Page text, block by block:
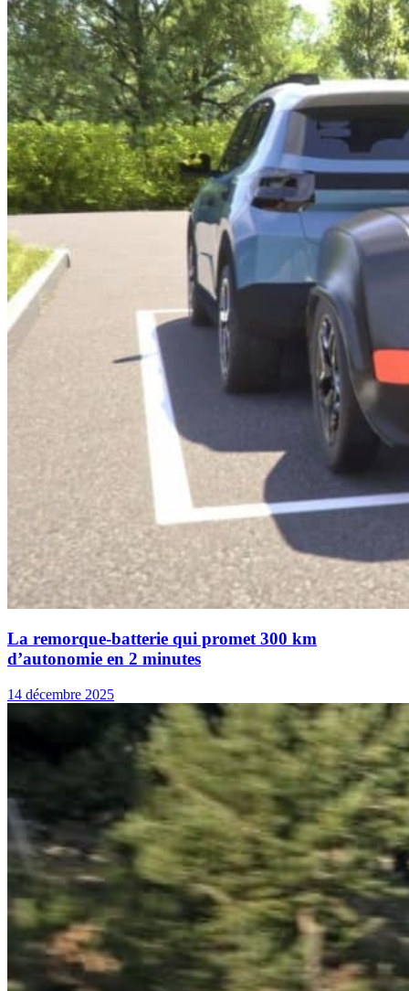
La remorque-batterie qui promet 300 km
d’autonomie en 2 minutes
14 décembre 2025